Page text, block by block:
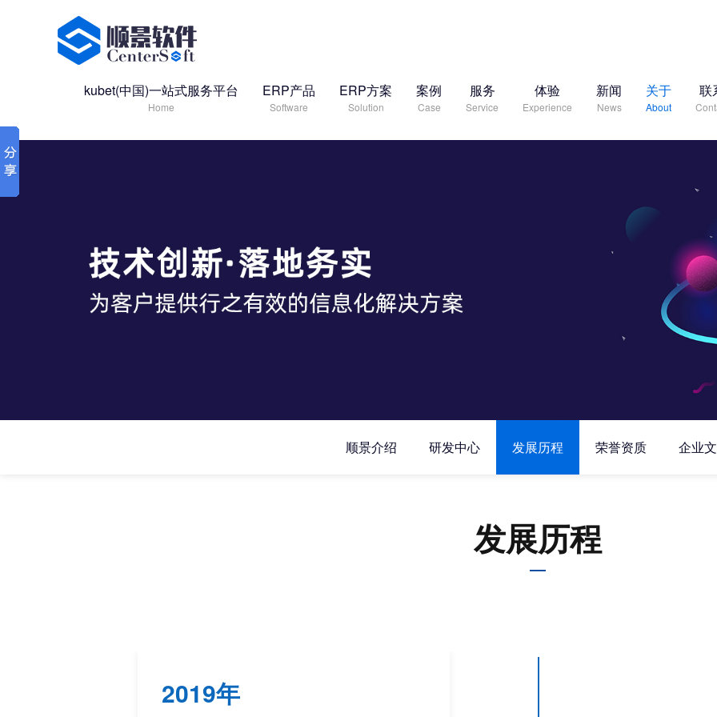
kubet(中国)一站式服务平台
Home
ERP产品
Software
ERP方案
Solution
案例
Case
服务
Service
体验
Experience
新闻
News
关于
About
联
顺景介绍 研发中心 发展历程 荣誉资质 企业
发展历程
2019年